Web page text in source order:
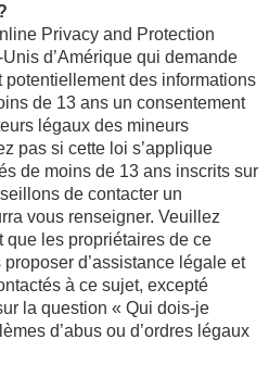
Privacy and Protection
d’Amérique qui demande
des informations
de 13 ans un consentement
légaux des mineurs
pas si cette loi s’applique
de moins de 13 ans inscrits sur
de contacter un
vous renseigner. Veuillez
que les propriétaires de ce
d’assistance légale et
à ce sujet, excepté
la question « Qui dois-je
d’abus ou d’ordres légaux